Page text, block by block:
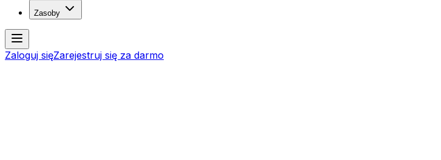
Zasoby
Zaloguj sięZarejestruj się za darmo